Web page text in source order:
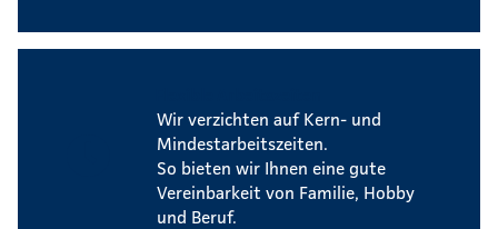
Wir verzichten auf Kern- und
Mindestarbeitszeiten.
So bieten wir Ihnen eine gute
Vereinbarkeit von Familie, Hobby
und Beruf.